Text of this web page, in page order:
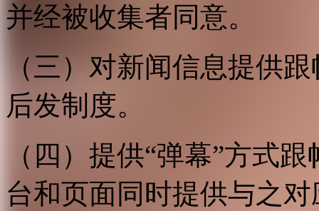
并经被收集者同意。
（三）对新闻信息提供
后发制度。
（四）提供“弹幕”方式
台和页面同时提供与之